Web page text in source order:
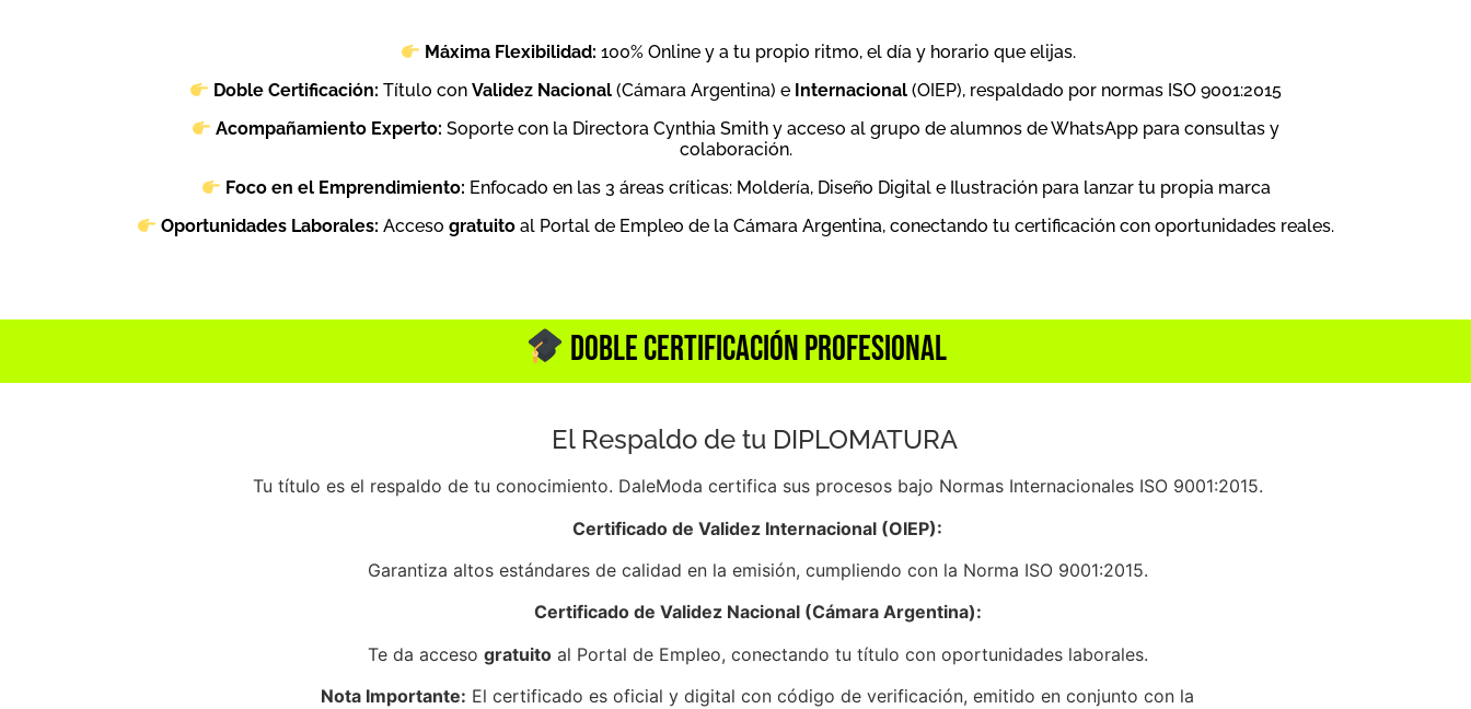
Máxima Flexibilidad: 100% Online y a tu propio ritmo, el día y horario que elijas.
Doble Certificación: Título conValidez Nacional (Cámara Argentina) e Internacional (OIEP), respaldado por normas ISO 9001:2015
Acompañamiento Experto: Soporte con la Directora Cynthia Smith y acceso al grupo de alumnos de WhatsApp para consultas y
colaboración.
Foco en el Emprendimiento: Enfocado en las 3 áreas críticas: Moldería, Diseño Digital e Ilustración para lanzar tu propia marca
Oportunidades Laborales: Accesogratuito al Portal de Empleo de la Cámara Argentina, conectando tu certificación con oportunidades reales.
Doble Certificación Profesional
El Respaldo de tu DIPLOMATURA
Tu título es el respaldo de tu conocimiento. DaleModa certifica sus procesos bajo Normas Internacionales ISO 9001:2015.
Certificado de Validez Internacional (OIEP):
Garantiza altos estándares de calidad en la emisión, cumpliendo con la Norma ISO 9001:2015.
Certificado de Validez Nacional (Cámara Argentina):
Te da acceso gratuitoal Portal de Empleo, conectando tu título con oportunidades laborales.
Nota Importante: El certificado es oficial y digital con código de verificación, emitido en conjunto con la